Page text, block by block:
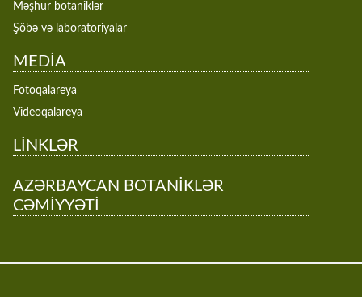
Məşhur botaniklər
Şöbə və laboratoriyalar
MEDİA
Fotoqalareya
Videoqalareya
LİNKLƏR
AZƏRBAYCAN BOTANİKLƏR
CƏMİYYƏTİ